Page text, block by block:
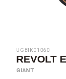
UGBIK01060
REVOLT
GIANT